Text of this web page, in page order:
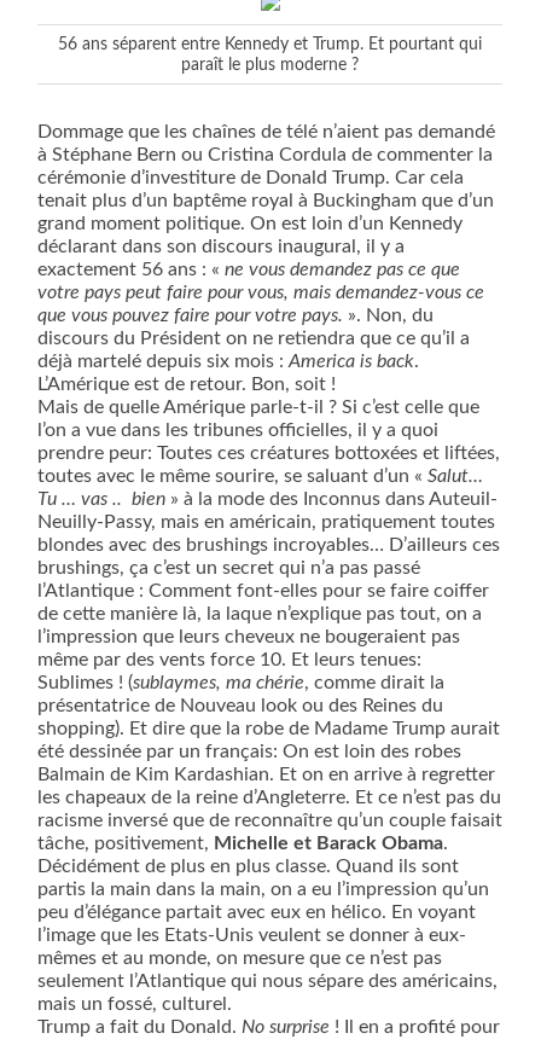
56 ans séparent entre Kennedy et Trump. Et pourtant qui
paraît le plus moderne ?
Dommage que les chaînes de télé n’aient pas demandé
à Stéphane Bern ou Cristina Cordula de commenter la
cérémonie d’investiture de Donald Trump. Car cela
tenait plus d’un baptême royal à Buckingham que d’un
grand moment politique. On est loin d’un Kennedy
déclarant dans son discours inaugural, il y a
exactement 56 ans : «ne vous demandez pas ce que
votre pays peut faire pour vous, mais demandez-vous ce
que vous pouvez faire pour votre pays. ». Non, du
discours du Président on ne retiendra que ce qu’il a
déjà martelé depuis six mois :America is back.
L’Amérique est de retour. Bon, soit !
Mais de quelle Amérique parle-t-il ? Si c’est celle que
l’on a vue dans les tribunes officielles, il y a quoi
prendre peur: Toutes ces créatures bottoxées et liftées,
toutes avec le même sourire, se saluant d’un «Salut…
Tu … vas .. bien » à la mode des Inconnus dans Auteuil-
Neuilly-Passy, mais en américain, pratiquement toutes
blondes avec des brushings incroyables… D’ailleurs ces
brushings, ça c’est un secret qui n’a pas passé
l’Atlantique : Comment font-elles pour se faire coiffer
de cette manière là, la laque n’explique pas tout, on a
l’impression que leurs cheveux ne bougeraient pas
même par des vents force 10. Et leurs tenues:
Sublimes ! (sublaymes, ma chérie, comme dirait la
présentatrice de Nouveau look ou des Reines du
shopping). Et dire que la robe de Madame Trump aurait
été dessinée par un français: On est loin des robes
Balmain de Kim Kardashian. Et on en arrive à regretter
les chapeaux de la reine d’Angleterre. Et ce n’est pas du
racisme inversé que de reconnaître qu’un couple faisait
tâche, positivement, Michelle et Barack Obama.
Décidément de plus en plus classe. Quand ils sont
partis la main dans la main, on a eu l’impression qu’un
peu d’élégance partait avec eux en hélico. En voyant
l’image que les Etats-Unis veulent se donner à eux-
mêmes et au monde, on mesure que ce n’est pas
seulement l’Atlantique qui nous sépare des américains,
mais un fossé, culturel.
Trump a fait du Donald.No surprise ! Il en a profité pour